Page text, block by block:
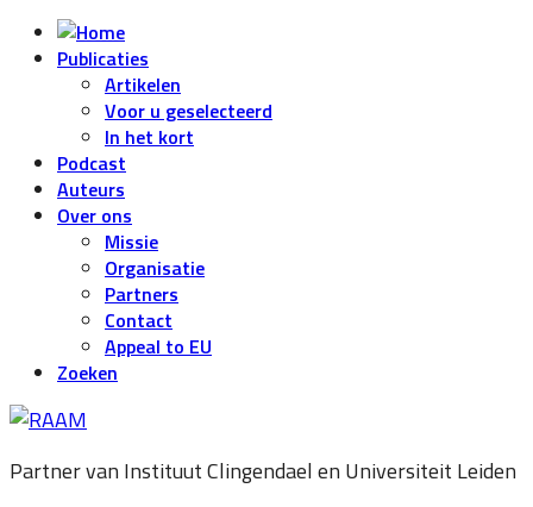
Publicaties
Artikelen
Voor u geselecteerd
In het kort
Podcast
Auteurs
Over ons
Missie
Organisatie
Partners
Contact
Appeal to EU
Zoeken
Partner van Instituut Clingendael en Universiteit Leiden